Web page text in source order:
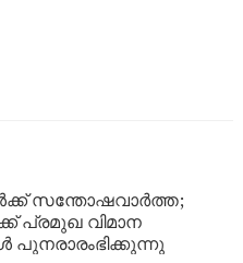
സന്തോഷവാർത്ത;
പ്രമുഖ വിമാന